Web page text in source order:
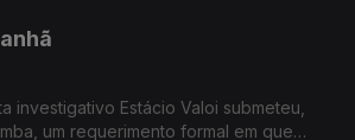
investigativo Estácio Valoi submeteu,